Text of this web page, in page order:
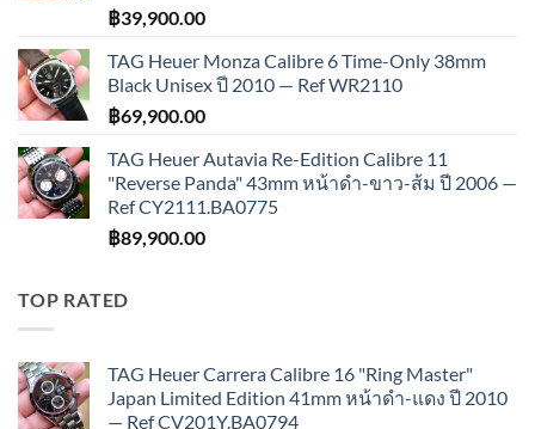
฿39,900.00
TAG Heuer Monza Calibre 6 Time-Only 38mm
Black Unisex ปี 2010 — Ref WR2110
฿69,900.00
TAG Heuer Autavia Re-Edition Calibre 11
"Reverse Panda" 43mm หน้าดำ-ขาว-ส้ม ปี 2006 —
Ref CY2111.BA0775
฿89,900.00
TOP RATED
TAG Heuer Carrera Calibre 16 "Ring Master"
Japan Limited Edition 41mm หน้าดำ-แดง ปี 2010
— Ref CV201Y.BA0794